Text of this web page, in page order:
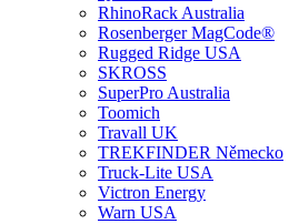
RhinoRack Australia
Rosenberger MagCode®
Rugged Ridge USA
SKROSS
SuperPro Australia
Toomich
Travall UK
TREKFINDER Německo
Truck-Lite USA
Victron Energy
Warn USA